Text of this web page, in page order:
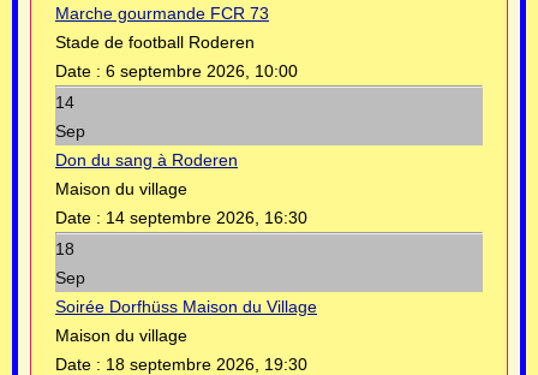
Marche gourmande FCR 73
Stade de football Roderen
Date : 6 septembre 2026, 10:00
14
Sep
Don du sang à Roderen
Maison du village
Date : 14 septembre 2026, 16:30
18
Sep
Soirée Dorfhüss Maison du Village
Maison du village
Date : 18 septembre 2026, 19:30